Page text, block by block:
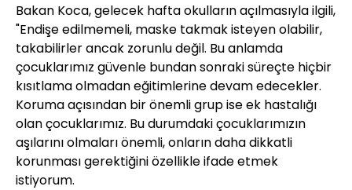
Bakan Koca, gelecek hafta okulların açılmasıyla ilgili,
"Endişe edilmemeli, maske takmak isteyen olabilir,
takabilirler ancak zorunlu değil. Bu anlamda
çocuklarımız güvenle bundan sonraki süreçte hiçbir
kısıtlama olmadan eğitimlerine devam edecekler.
Koruma açısından bir önemli grup ise ek hastalığı
olan çocuklarımız. Bu durumdaki çocuklarımızın
aşılarını olmaları önemli, onların daha dikkatli
korunması gerektiğini özellikle ifade etmek
istiyorum.